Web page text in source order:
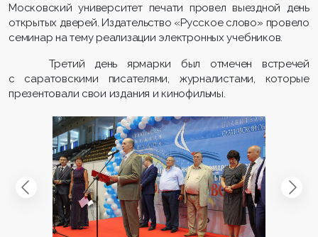
Московский университет печати провел выездной день
открытых дверей. Издательство «Русское слово» провело
семинар на тему реализации электронных учебников.
Третий день ярмарки был отмечен встречей
с саратовскими писателями, журналистами, которые
презентовали свои издания и кинофильмы.